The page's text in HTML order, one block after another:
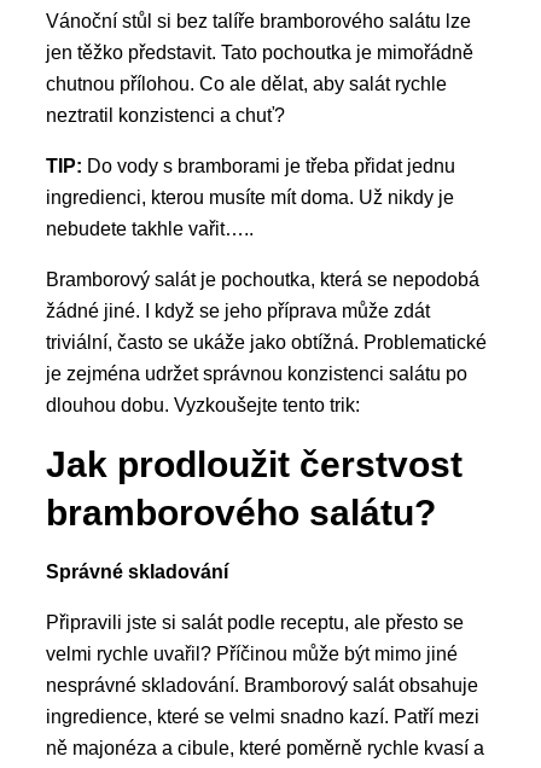
Vánoční stůl si bez talíře bramborového salátu lze
jen těžko představit. Tato pochoutka je mimořádně
chutnou přílohou. Co ale dělat, aby salát rychle
neztratil konzistenci a chuť?
TIP: Do vody s bramborami je třeba přidat jednu
ingredienci, kterou musíte mít doma. Už nikdy je
nebudete takhle vařit…..
Bramborový salát je pochoutka, která se nepodobá
žádné jiné. I když se jeho příprava může zdát
triviální, často se ukáže jako obtížná. Problematické
je zejména udržet správnou konzistenci salátu po
dlouhou dobu. Vyzkoušejte tento trik:
Jak prodloužit čerstvost
bramborového salátu?
Správné skladování
Připravili jste si salát podle receptu, ale přesto se
velmi rychle uvařil? Příčinou může být mimo jiné
nesprávné skladování. Bramborový salát obsahuje
ingredience, které se velmi snadno kazí. Patří mezi
ně majonéza a cibule, které poměrně rychle kvasí a